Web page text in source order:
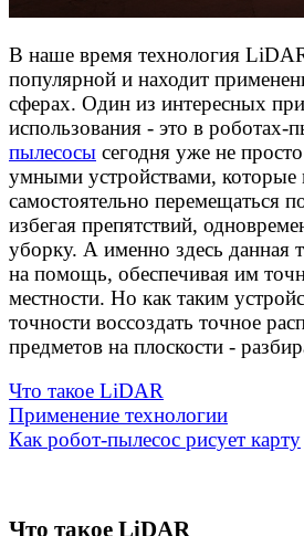
В наше время технология LiDAR
популярной и находит
сферах. Один из интересных
использования - это в роботах-
пылесосы сегодня уже не
умными устройствами, которые
самостоятельно перемещаться
избегая препятствий,
уборку. А именно здесь данная
на помощь, обеспечивая им
местности. Но как таким
точности воссоздать точное
предметов на плоскости -
Что такое LiDAR
Применение технологии
Как робот-пылесос рисует карту
Что такое LiDAR